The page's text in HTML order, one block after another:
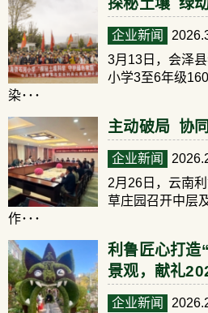
探秘土壤 绿
企业新闻
3月13日，会泽
小学3至6年级
染･･･
主动破局 协
企业新闻
2月26日，云南
草庄园召开中层
作･･･
利鲁匠心打造
景观，献礼
企业新闻